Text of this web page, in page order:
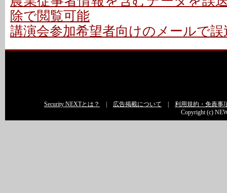
除で閲覧可能
講演会参加希望者向けのメールで
Security NEXTとは？ 広告掲載について
利用規約・免責事
Copyright (c)